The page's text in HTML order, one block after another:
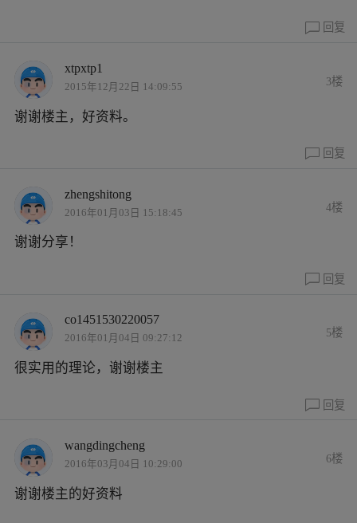
回复
xtpxtp1
2015年12月22日 14:09:55 3楼
谢谢楼主，好资料。
回复
zhengshitong
2016年01月03日 15:18:45 4楼
谢谢分享！
回复
co1451530220057
2016年01月04日 09:27:12 5楼
很实用的理论，谢谢楼主
回复
wangdingcheng
2016年03月04日 10:29:00 6楼
谢谢楼主的好资料